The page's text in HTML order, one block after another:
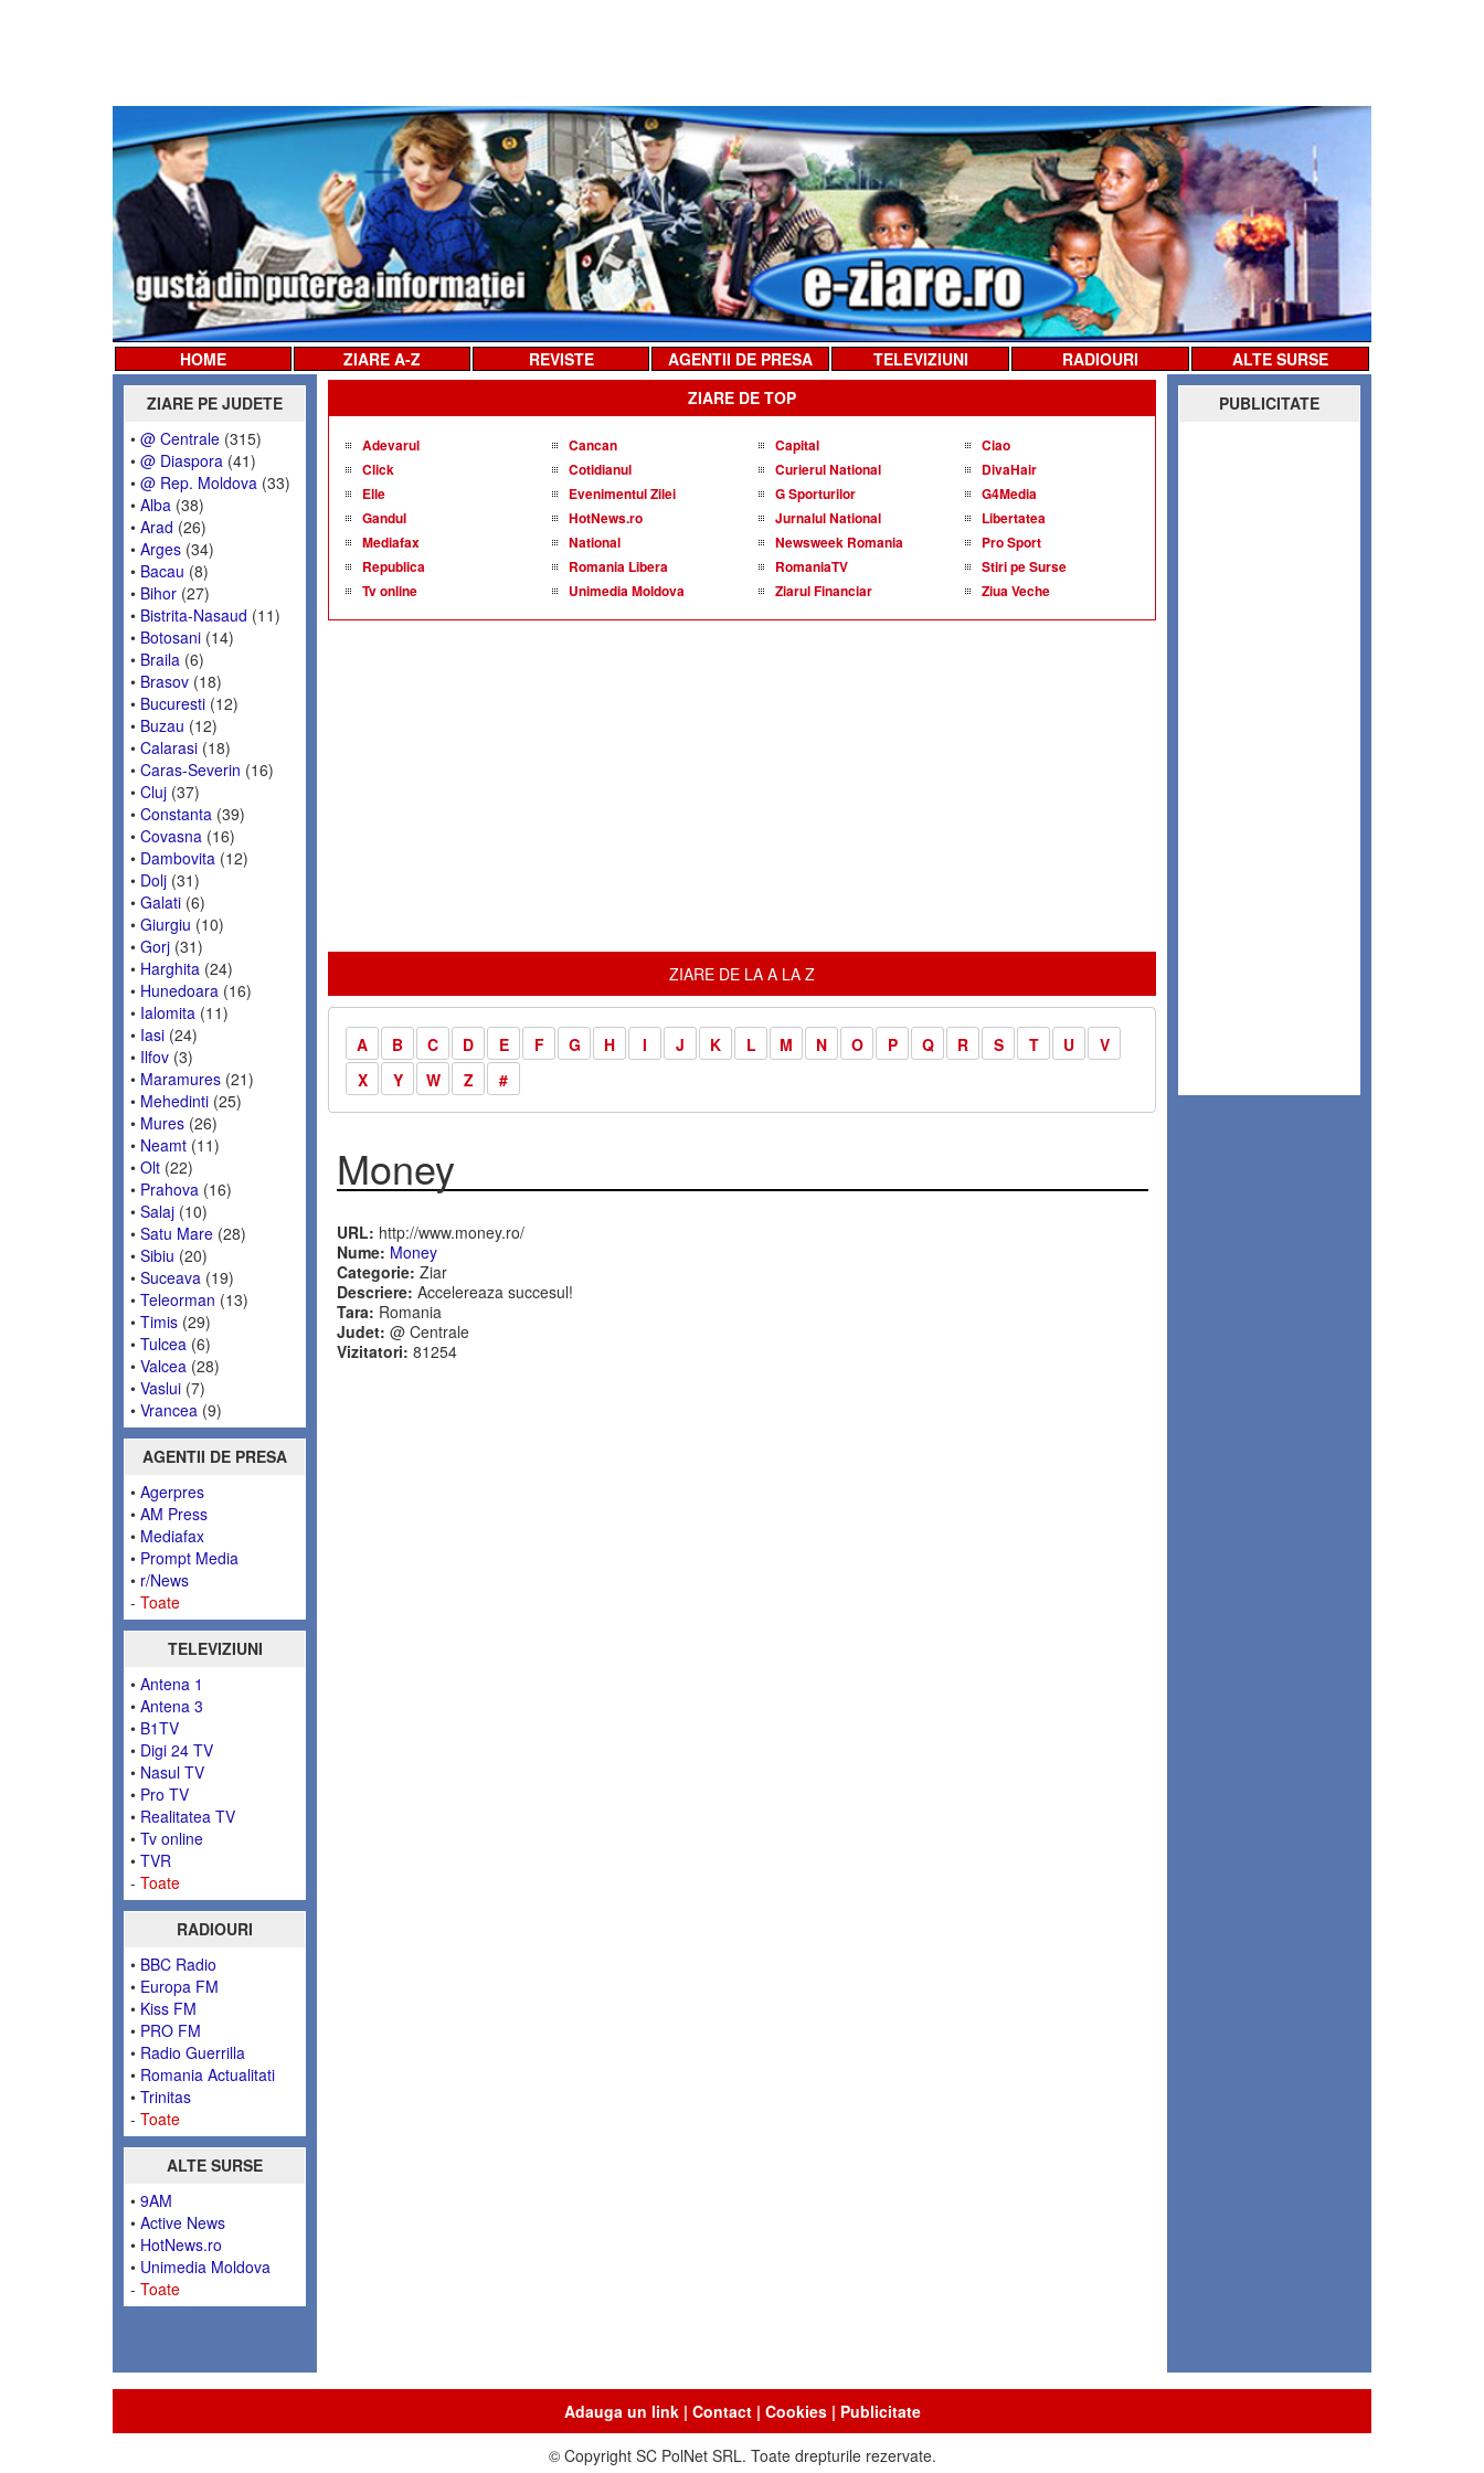
HOME ZIARE A-Z REVISTE AGENTII DE PRESA TELEVIZIUNI RADIOURI
ALTE SURSE
ZIARE PE JUDETE
• @ Centrale (315)
• @ Diaspora (41)
• @ Rep. Moldova (33)
• Alba (38)
• Arad (26)
• Arges (34)
• Bacau (8)
• Bihor (27)
• Bistrita-Nasaud (11)
• Botosani (14)
• Braila (6)
• Brasov (18)
• Bucuresti (12)
• Buzau (12)
• Calarasi (18)
• Caras-Severin (16)
• Cluj (37)
• Constanta (39)
• Covasna (16)
• Dambovita (12)
• Dolj (31)
• Galati (6)
• Giurgiu (10)
• Gorj (31)
• Harghita (24)
• Hunedoara (16)
• Ialomita (11)
• Iasi (24)
• Ilfov (3)
• Maramures (21)
• Mehedinti (25)
• Mures (26)
• Neamt (11)
• Olt (22)
• Prahova (16)
• Salaj (10)
• Satu Mare (28)
• Sibiu (20)
• Suceava (19)
• Teleorman (13)
• Timis (29)
• Tulcea (6)
• Valcea (28)
• Vaslui (7)
• Vrancea (9)
AGENTII DE PRESA
• Agerpres
• AM Press
• Mediafax
• Prompt Media
• r/News
- Toate
TELEVIZIUNI
• Antena 1
• Antena 3
• B1TV
• Digi 24 TV
• Nasul TV
• Pro TV
• Realitatea TV
• Tv online
• TVR
- Toate
RADIOURI
• BBC Radio
• Europa FM
• Kiss FM
• PRO FM
• Radio Guerrilla
• Romania Actualitati
• Trinitas
- Toate
ALTE SURSE
• 9AM
• Active News
• HotNews.ro
• Unimedia Moldova
- Toate
ZIARE DE TOP
Adevarul Cancan Capital
Ciao
Click
Cotidianul Curierul National
DivaHair
Elle
Evenimentul Zilei G Sporturilor
G4Media
Gandul
HotNews.ro Jurnalul National
Libertatea
Mediafax
National Newsweek Romania
Pro Sport
Republica
Romania Libera RomaniaTV
Stiri pe Surse
Tv online
Unimedia Moldova Ziarul Financiar Ziua Veche
ZIARE DE LA A LA Z
A B C D E F G H I J K L M N O P Q R S T U
V
X
Y W Z #
Money
URL: http://www.money.ro/
Nume: Money
Categorie: Ziar
Descriere: Accelereaza succesul!
Tara: Romania
Judet: @ Centrale
Vizitatori: 81254
PUBLICITATE
Adauga un link| Contact| Cookies| Publicitate
© Copyright SC PolNet SRL. Toate drepturile rezervate.